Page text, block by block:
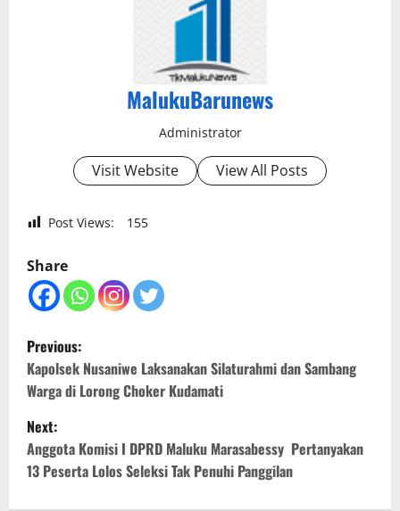
MalukuBarunews
Administrator
Visit Website View All Posts
Post Views: 155
Share
P
o
s
t
n
Previous:
Kapolsek Nusaniwe Laksanakan Silaturahmi dan Sambang
Warga di Lorong Choker Kudamati
Next:
Anggota Komisi I DPRD Maluku Marasabessy Pertanyakan
13 Peserta Lolos Seleksi Tak Penuhi Panggilan